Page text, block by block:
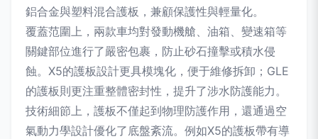
鋁合金與塑料混合護板，兼顧保護性與輕量化。
覆蓋范圍上，兩款車均對發動機艙、油箱、變速箱等
關鍵部位進行了嚴密包裹，防止砂石撞擊或積水侵
蝕。X5的護板設計更具模塊化，便于維修拆卸；GLE
的護板則更注重整體密封性，提升了涉水防護能力。
技術細節上，護板不僅起到物理防護作用，還通過空
氣動力學設計優化了底盤紊流。例如X5的護板帶有導